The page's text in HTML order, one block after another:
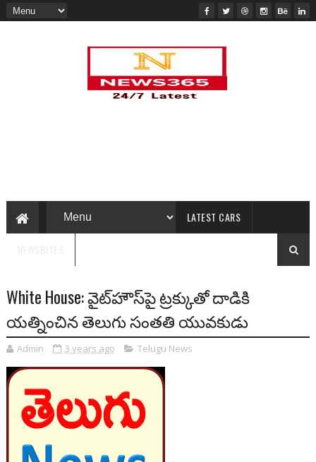
LATEST CARS
White House: వైట్‌హౌస్‌పై ట్రక్కుతో దాడికి
యత్నించిన తెలుగు సంతతి యువకుడు
Admin 3 years ago Telugu News